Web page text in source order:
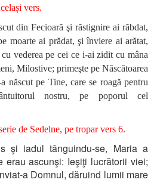
vers.
din Fecioară şi răstignire ai răbdat,
moarte ai prădat, şi înviere ai arătat,
vederea pe cei ce i-ai zidit cu mâna
Milostive; primeşte pe Născătoarea
născut pe Tine, care se roagă pentru
nostru, pe poporul cel
de Sedelne, pe tropar vers 6.
şi iadul tânguindu-se, Maria a
erau ascunşi: Ieşiţi lucrătorii viei;
a Domnul, dăruind lumii mare